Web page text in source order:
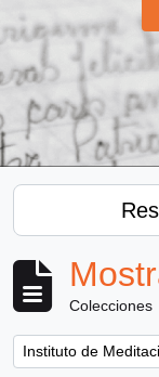
Colecciones
Remove filter:
Instituto de